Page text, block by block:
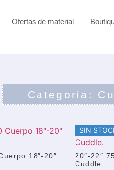
Ofertas de material
Categoría:
18″-20″
SIN
20″-22″
Cuddle.